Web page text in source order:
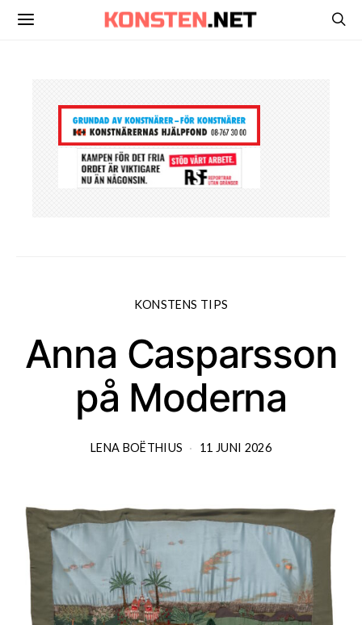
KONSTENS TIPS
Anna Casparsson
på Moderna
LENA BOËTHIUS 11 JUNI 2026